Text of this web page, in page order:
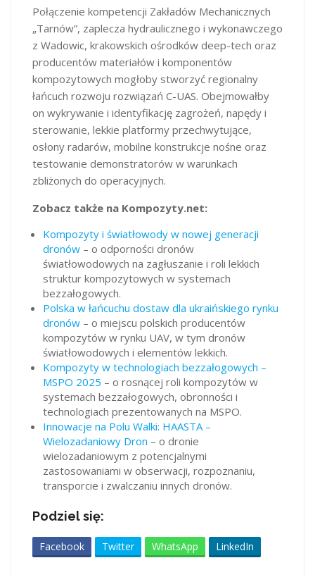
Połączenie kompetencji Zakładów Mechanicznych
„Tarnów”, zaplecza hydraulicznego i wykonawczego
z Wadowic, krakowskich ośrodków deep-tech oraz
producentów materiałów i komponentów
kompozytowych mogłoby stworzyć regionalny
łańcuch rozwoju rozwiązań C-UAS. Obejmowałby
on wykrywanie i identyfikację zagrożeń, napędy i
sterowanie, lekkie platformy przechwytujące,
osłony radarów, mobilne konstrukcje nośne oraz
testowanie demonstratorów w warunkach
zbliżonych do operacyjnych.
Zobacz także na Kompozyty.net:
Kompozyty i światłowody w nowej generacji
dronów – o odporności dronów
światłowodowych na zagłuszanie i roli lekkich
struktur kompozytowych w systemach
bezzałogowych.
Polska w łańcuchu dostaw dla ukraińskiego rynku
dronów – o miejscu polskich producentów
kompozytów w rynku UAV, w tym dronów
światłowodowych i elementów lekkich.
Kompozyty w technologiach bezzałogowych –
MSPO 2025 – o rosnącej roli kompozytów w
systemach bezzałogowych, obronności i
technologiach prezentowanych na MSPO.
Innowacje na Polu Walki: HAASTA –
Wielozadaniowy Dron – o dronie
wielozadaniowym z potencjalnymi
zastosowaniami w obserwacji, rozpoznaniu,
transporcie i zwalczaniu innych dronów.
Podziel się:
Facebook Twitter WhatsApp LinkedIn